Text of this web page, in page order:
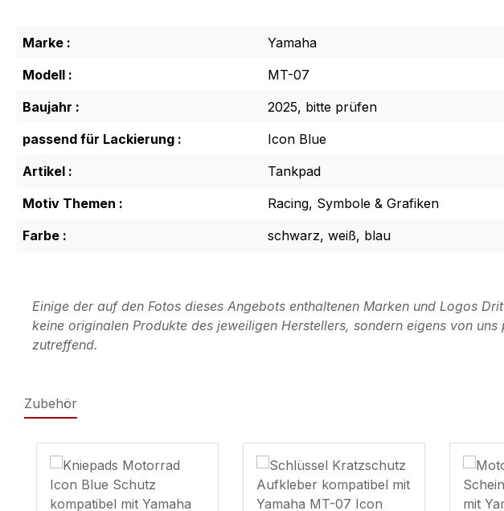
Marke :
Yamaha
Modell :
MT-07
Baujahr :
2025, bitte prüfen
passend für Lackierung :
Icon Blue
Artikel :
Tankpad
Motiv Themen :
Racing, Symbole & Grafiken
Farbe :
schwarz, weiß, blau
Einige der auf den Fotos dieses Angebots enthaltenen Marken und Logos
keine originalen Produkte des jeweiligen Herstellers, sondern eigens von
zutreffend.
Zubehör